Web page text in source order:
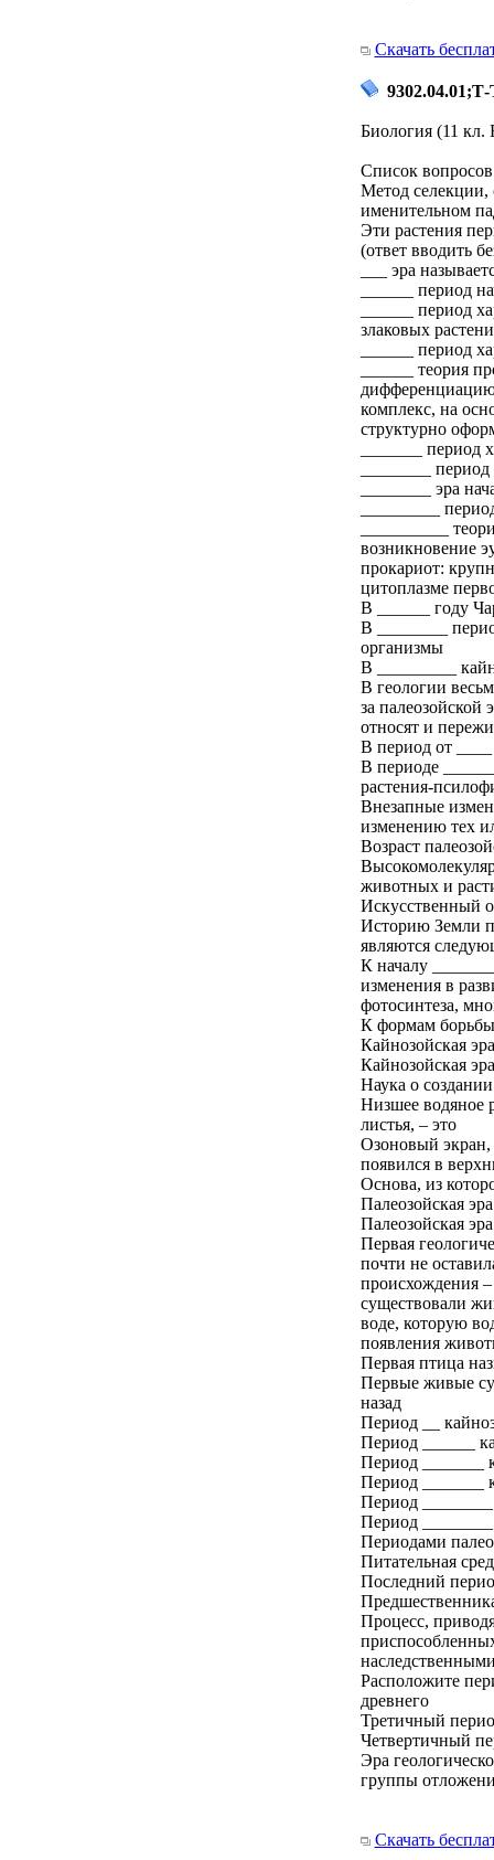
Скачать
9302.04.01;Т-
Биология (11 кл.
Список вопросов
Метод селекции,
именительном
Эти растения
(ответ вводить
___ эра
______ период
______ период
злаковых
______ период
______ теория
дифференциацию
комплекс, на
структурно
_______ период
________
________ эра
_________
__________
возникновение
прокариот:
цитоплазме
В ______ году
В ________
организмы
В _________
В геологии
за палеозойской
относят и
В период от
В периоде
растения-
Внезапные
изменению тех
Возраст
животных и
Искусственный
Историю Земли
являются
К началу
изменения в
фотосинтеза,
К формам борьбы
Кайнозойская
Кайнозойская
Наука о
Низшее водяное
листья, – это
Озоновый экран,
появился в
Основа, из
Палеозойская
Палеозойская
Первая
почти не
происхождения –
существовали
воде, которую
появления
Первая птица
Первые живые
назад
Период __
Период ______
Период _______
Период _______
Период
Период
Периодами
Питательная
Последний
Процесс,
Расположите
древнего
Третичный
Четвертичный
Эра
группы
Скачать